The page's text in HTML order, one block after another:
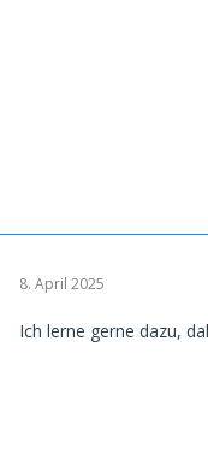
8. April 2025
Ich lerne gerne dazu,